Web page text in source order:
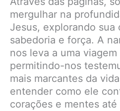
mergulhar na
Jesus, explorando sua
sabedoria e força. A
nos leva a uma
permitindo-nos
mais marcantes da
entender como ele
corações e mentes até